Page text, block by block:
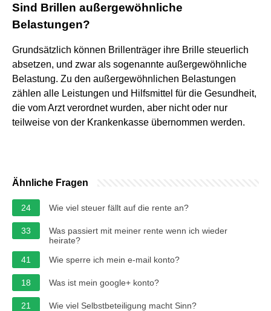
Sind Brillen außergewöhnliche
Belastungen?
Grundsätzlich können Brillenträger ihre Brille steuerlich
absetzen, und zwar als sogenannte außergewöhnliche
Belastung. Zu den außergewöhnlichen Belastungen
zählen alle Leistungen und Hilfsmittel für die Gesundheit,
die vom Arzt verordnet wurden, aber nicht oder nur
teilweise von der Krankenkasse übernommen werden.
Ähnliche Fragen
24 Wie viel steuer fällt auf die rente an?
33
Was passiert mit meiner rente wenn ich wieder
heirate?
41
Wie sperre ich mein e-mail konto?
18 Was ist mein google+ konto?
21 Wie viel Selbstbeteiligung macht Sinn?